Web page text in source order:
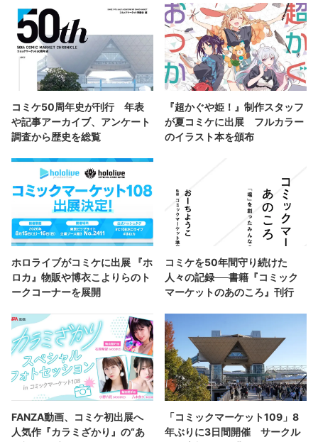
コミケ50周年史が刊行 年表
や記事アーカイブ、アンケート
調査から歴史を総覧
『超かぐや姫！』制作スタッフ
が夏コミケに出展 フルカラー
のイラスト本を頒布
ホロライブがコミケに出展 『ホ
ロカ』物販や博衣こよりらのト
ークコーナーを展開
コミケを50年間守り続けた
人々の記録──書籍『コミック
マーケットのあのころ』刊行
FANZA動画、コミケ初出展へ
人気作『カラミざかり』の“あ
「コミックマーケット109」8
年ぶりに3日間開催 サークル